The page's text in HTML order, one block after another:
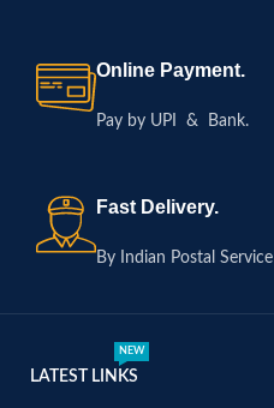
Online Payment.
Pay by UPI & Bank.
Fast Delivery.
By Indian Postal Service
LATEST LINKS
NEW